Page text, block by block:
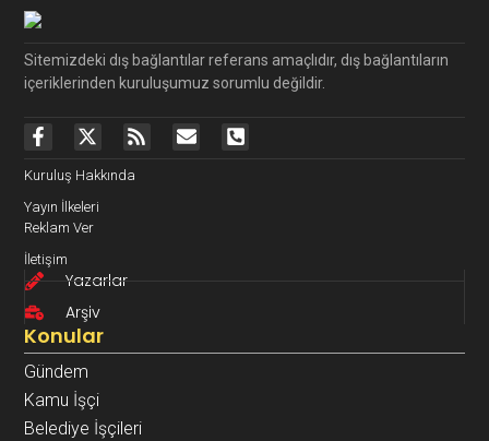
Sitemizdeki dış bağlantılar referans amaçlıdır, dış bağlantıların
içeriklerinden kuruluşumuz sorumlu değildir.
Kuruluş Hakkında
Yayın İlkeleri
Reklam Ver
İletişim
Yazarlar
Arşiv
Konular
Gündem
Kamu İşçi
Belediye İşçileri